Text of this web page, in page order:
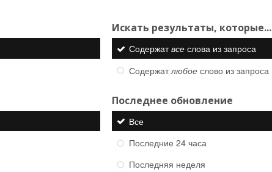
Искать результаты, которые...
Содержатвсеслова из запроса
Содержатлюбоеслово из запроса
Последнее обновление
Все
Последние 24 часа
Последняя неделя